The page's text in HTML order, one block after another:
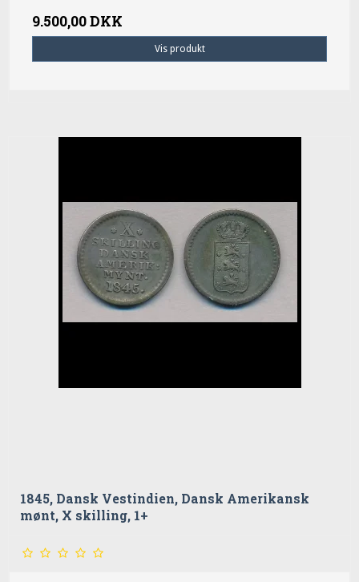
9.500,00 DKK
Vis produkt
1845, Dansk Vestindien, Dansk Amerikansk
mønt, X skilling, 1+